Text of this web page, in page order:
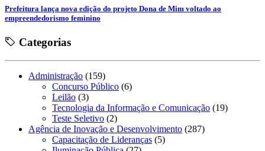
Prefeitura lança nova edição do projeto Dona de Mim voltado ao
empreendedorismo feminino
Categorias
Administração (159)
Concurso Público (6)
Leilão (3)
Tecnologia da Informação e Comunicação (19)
Teste Seletivo (2)
Agência de Inovação e Desenvolvimento (287)
Capacitação de Lideranças (5)